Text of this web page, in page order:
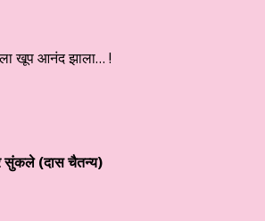
खूप आनंद झाला… !
सुंकले (दास चैतन्य)